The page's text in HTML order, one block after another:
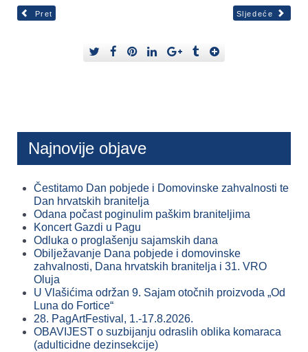
Pret Sljedeće
Najnovije objave
Čestitamo Dan pobjede i Domovinske zahvalnosti te
Dan hrvatskih branitelja
Odana počast poginulim paškim braniteljima
Koncert Gazdi u Pagu
Odluka o proglašenju sajamskih dana
Obilježavanje Dana pobjede i domovinske
zahvalnosti, Dana hrvatskih branitelja i 31. VRO
Oluja
U Vlašićima održan 9. Sajam otočnih proizvoda „Od
Luna do Fortice“
28. PagArtFestival, 1.-17.8.2026.
OBAVIJEST o suzbijanju odraslih oblika komaraca
(adulticidne dezinsekcije)